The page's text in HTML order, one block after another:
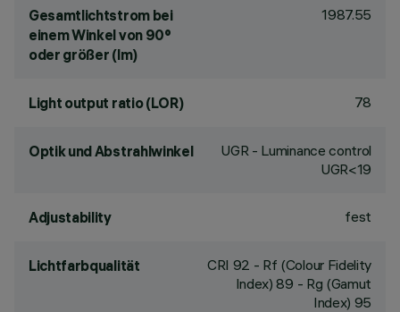
Gesamtlichtstrom bei
einem Winkel von 90°
oder größer (lm)
1987.55
Light output ratio (LOR) 78
Optik und Abstrahlwinkel
UGR - Luminance control
UGR<19
Adjustability fest
Lichtfarbqualität CRI 92 - Rf (Colour Fidelity
Index) 89 - Rg (Gamut
Index) 95